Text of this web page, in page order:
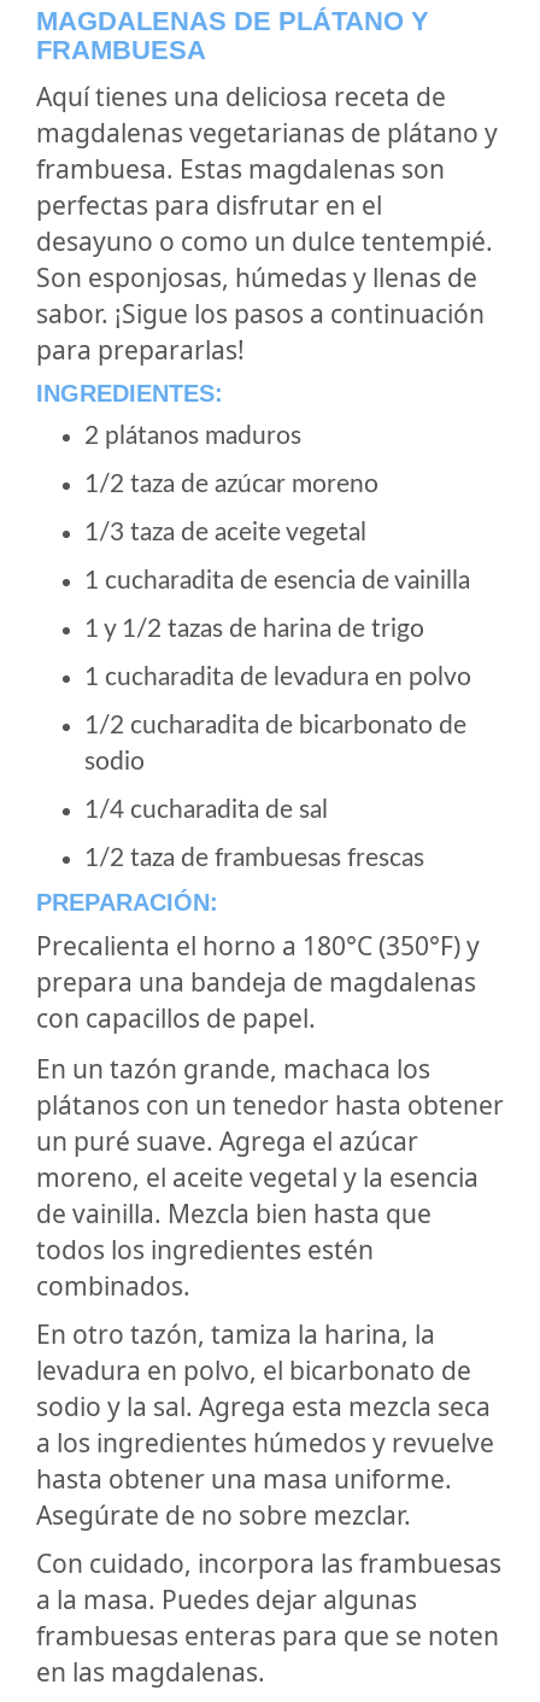
MAGDALENAS DE PLÁTANO Y
FRAMBUESA
Aquí tienes una deliciosa receta de
magdalenas vegetarianas de plátano y
frambuesa. Estas magdalenas son
perfectas para disfrutar en el
desayuno o como un dulce tentempié.
Son esponjosas, húmedas y llenas de
sabor. ¡Sigue los pasos a continuación
para prepararlas!
INGREDIENTES:
2 plátanos maduros
1/2 taza de azúcar moreno
1/3 taza de aceite vegetal
1 cucharadita de esencia de vainilla
1 y 1/2 tazas de harina de trigo
1 cucharadita de levadura en polvo
1/2 cucharadita de bicarbonato de
sodio
1/4 cucharadita de sal
1/2 taza de frambuesas frescas
PREPARACIÓN:
Precalienta el horno a 180°C (350°F) y
prepara una bandeja de magdalenas
con capacillos de papel.
En un tazón grande, machaca los
plátanos con un tenedor hasta obtener
un puré suave. Agrega el azúcar
moreno, el aceite vegetal y la esencia
de vainilla. Mezcla bien hasta que
todos los ingredientes estén
combinados.
En otro tazón, tamiza la harina, la
levadura en polvo, el bicarbonato de
sodio y la sal. Agrega esta mezcla seca
a los ingredientes húmedos y revuelve
hasta obtener una masa uniforme.
Asegúrate de no sobre mezclar.
Con cuidado, incorpora las frambuesas
a la masa. Puedes dejar algunas
frambuesas enteras para que se noten
en las magdalenas.